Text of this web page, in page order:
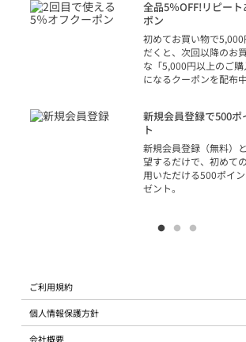
全品5％OFF!リピー
ポン
初めてお買い物で
だくと、次回以降のお
な「5,000円以上のご購
になるクーポンを配布中
新規会員登録で500ポ
ト
新規会員登録（無料）
望するだけで、初めて
用いただける500ポイ
ゼント。
ご利用規約
個人情報保護方針
会社概要